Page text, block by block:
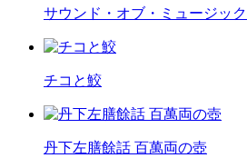
サウンド・オブ・ミュージック
チコと鮫
丹下左膳餘話 百萬両の壺